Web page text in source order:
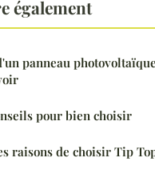
également
panneau
pour bien choisir
raisons de choisir Tip